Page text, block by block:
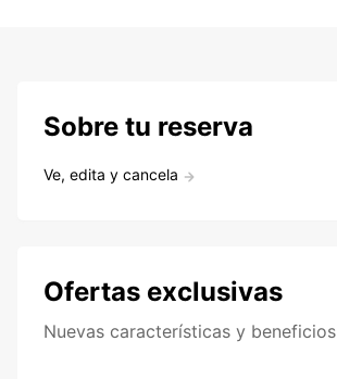
Sobre tu reserva
Ve, edita y cancela
Ofertas exclusivas
Nuevas características y beneficios